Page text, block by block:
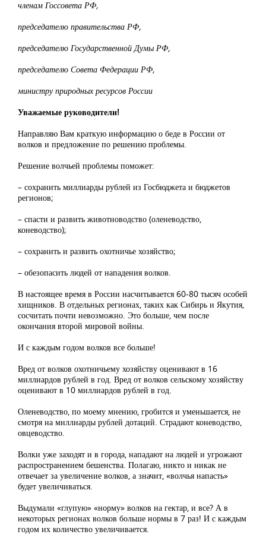
членам Госсовета РФ,
председателю правительства РФ,
председателю Государственной Думы РФ,
председателю Совета Федерации РФ,
министру природных ресурсов России
Уважаемые руководители!
Направляю Вам краткую информацию о беде в России от
волков и предложение по решению проблемы.
Решение волчьей проблемы поможет:
– сохранить миллиарды рублей из Госбюджета и бюджетов
регионов;
– спасти и развить животноводство (оленеводство,
коневодство);
– сохранить и развить охотничье хозяйство;
– обезопасить людей от нападения волков.
В настоящее время в России насчитывается 60-80 тысяч особей
хищников. В отдельных регионах, таких как Сибирь и Якутия,
сосчитать почти невозможно. Это больше, чем после
окончания второй мировой войны.
И с каждым годом волков все больше!
Вред от волков охотничьему хозяйству оценивают в 16
миллиардов рублей в год. Вред от волков сельскому хозяйству
оценивают в 10 миллиардов рублей в год.
Оленеводство, по моему мнению, гробится и уменьшается, не
смотря на миллиарды рублей дотаций. Страдают коневодство,
овцеводство.
Волки уже заходят и в города, нападают на людей и угрожают
распространением бешенства. Полагаю, никто и никак не
отвечает за увеличение волков, а значит, «волчья напасть»
будет увеличиваться.
Выдумали «глупую» «норму» волков на гектар, и все? А в
некоторых регионах волков больше нормы в 7 раз! И с каждым
годом их количество увеличивается.